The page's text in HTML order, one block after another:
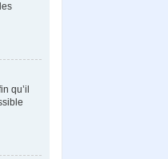
qu’il